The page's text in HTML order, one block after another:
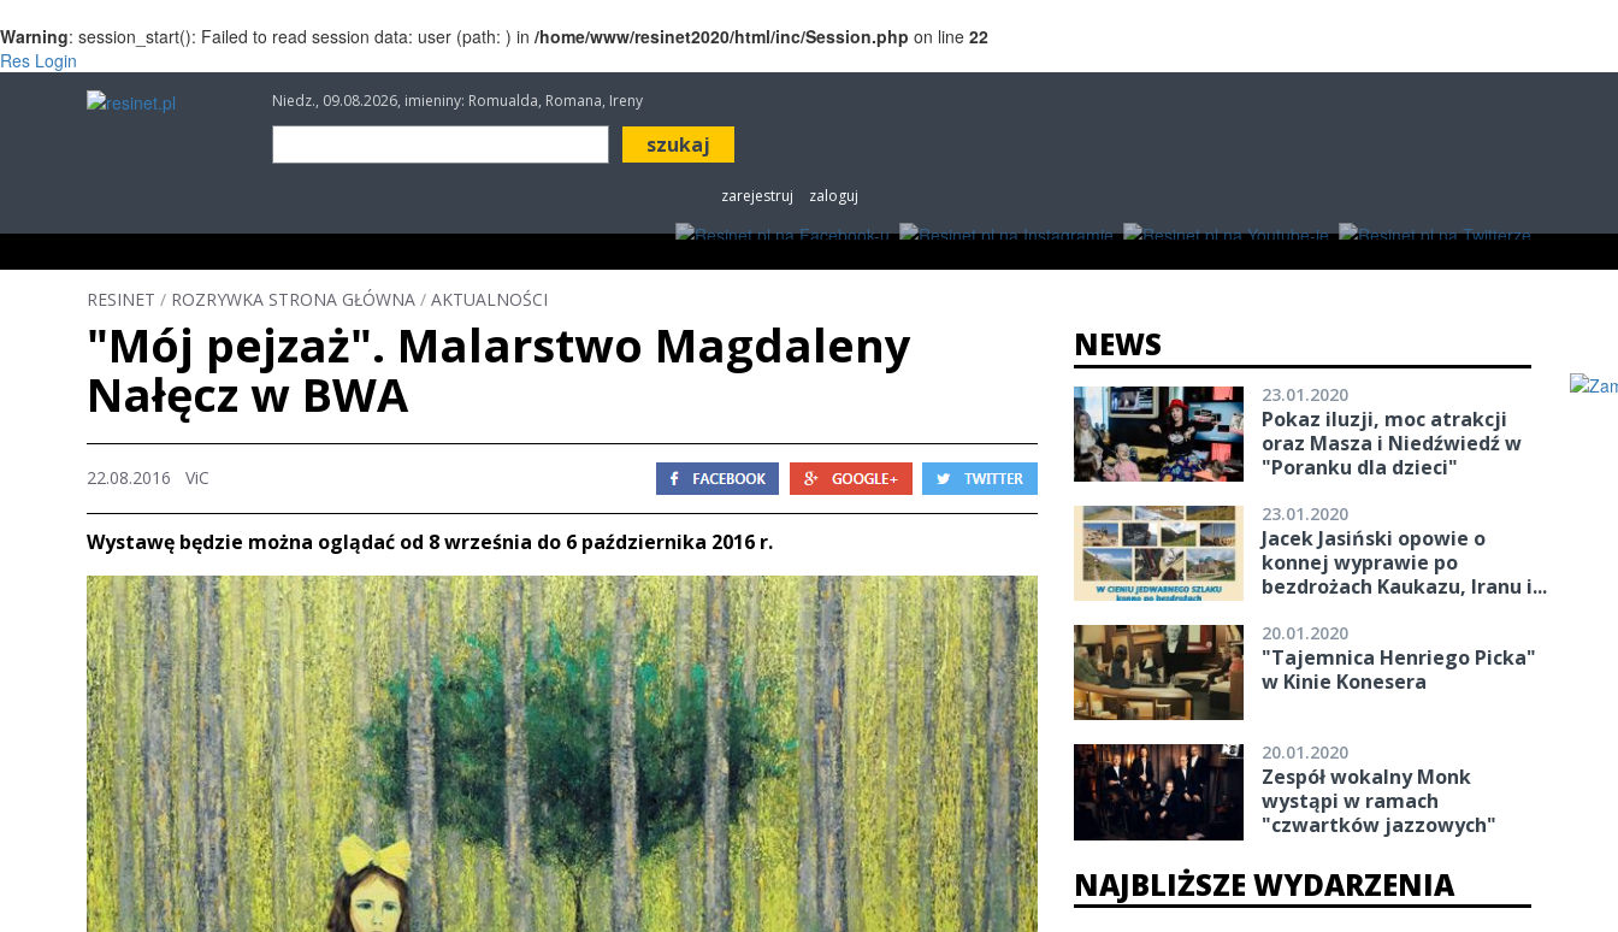
Warning: session_start(): Failed to read session data: user (path: ) in /home/www/resinet2020/html/inc/Session.php on line 22
Res Login
Niedz., 09.08.2026, imieniny: Romualda, Romana, Ireny
zarejestruj zaloguj
INFORMACJE INWESTYCJE IMPREZY
RESINET / ROZRYWKA STRONA GŁÓWNA / AKTUALNOŚCI
"Mój pejzaż". Malarstwo Magdaleny
Nałęcz w BWA
22.08.2016 ViC
Wystawę będzie można oglądać od 8 września do 6 października 2016 r.
NEWS
23.01.2020
Pokaz iluzji, moc atrakcji
oraz Masza i Niedźwiedź w
"Poranku dla dzieci"
23.01.2020
Jacek Jasiński opowie o
konnej wyprawie po
bezdrożach Kaukazu, Iranu i...
20.01.2020
"Tajemnica Henriego Picka"
w Kinie Konesera
20.01.2020
Zespół wokalny Monk
wystąpi w ramach
"czwartków jazzowych"
NAJBLIŻSZE WYDARZENIA